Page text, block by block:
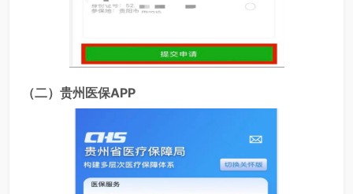
（二）贵州医保APP